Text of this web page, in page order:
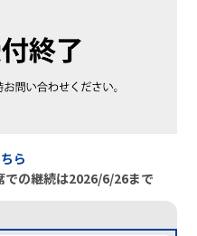
ら
の継続は2026/6/26まで